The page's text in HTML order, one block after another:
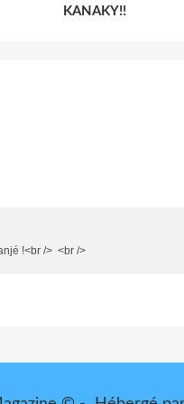
KANAKY!!
!<br /> <br />